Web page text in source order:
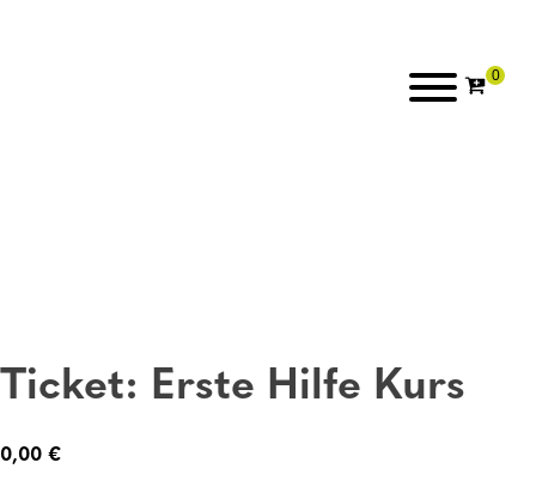
Ticket: Erste Hilfe Kurs
0,00 €